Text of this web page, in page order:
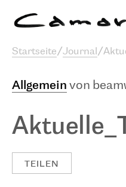
Alexander Camaro
Publikationen
Journal
Startseite/Journal /
Allgemein von
TEILEN